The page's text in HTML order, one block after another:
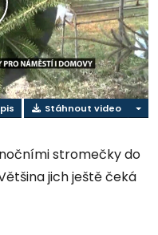
Stáhnout video
stromečky do
jich ještě čeká